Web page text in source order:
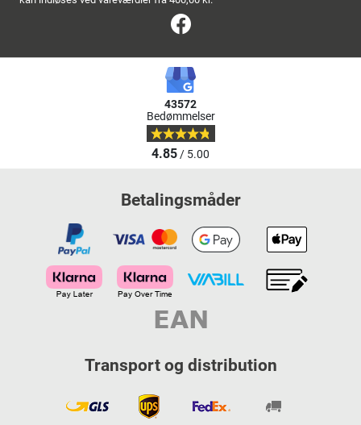
43572
Bedømmelser
4.85/ 5.00
Betalingsmåder
Transport og distribution